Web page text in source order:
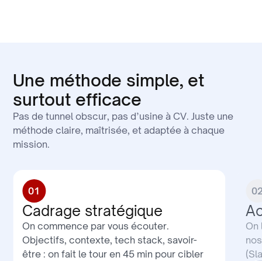
Une méthode simple, et
surtout efficace
Pas de tunnel obscur, pas d’usine à CV. Juste une
méthode claire, maîtrisée, et adaptée à chaque
mission.
01
Cadrage stratégique
On commence par vous écouter.
Objectifs, contexte, tech stack, savoir-
être : on fait le tour en 45 min pour cibler
On